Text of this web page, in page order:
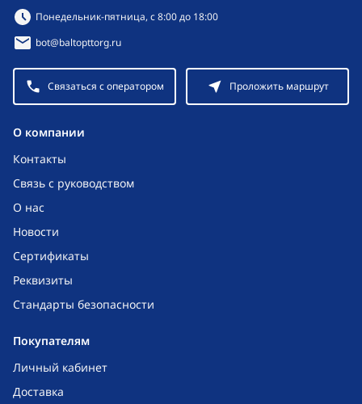
O компании
Контакты
Связь с руководством
О нас
Новости
Сертификаты
Реквизиты
Стандарты безопасности
Покупателям
Личный кабинет
Доставка
Режим работы:
Понедельник-пятница, с 8:00 до 18:00
bot@baltopttorg.ru
Связаться с оператором Проложить маршрут